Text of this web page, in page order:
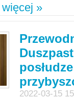
więcej »
2022-03-15